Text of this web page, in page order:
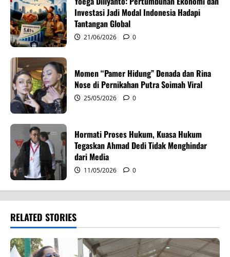
i
o
n
Investasi Jadi Modal Indonesia Hadapi
Tantangan Global
21/06/2026 0
Momen “Pamer Hidung” Denada dan Rina
Nose di Pernikahan Putra Soimah Viral
25/05/2026 0
Hormati Proses Hukum, Kuasa Hukum
Tegaskan Ahmad Dedi Tidak Menghindar
dari Media
11/05/2026 0
RELATED STORIES